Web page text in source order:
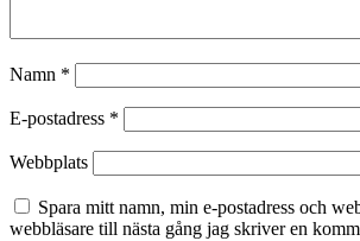
Namn *
E-postadress *
Webbplats
Spara mitt namn, min e-postadress och
webbläsare till nästa gång jag skriver en